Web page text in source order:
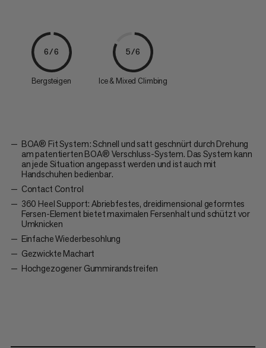
6/6
Bergsteigen
5/6
Ice & Mixed Climbing
BOA® Fit System: Schnell und satt geschnürt durch Drehung
am patentierten BOA® Verschluss-System. Das System kann
an jede Situation angepasst werden und ist auch mit
Handschuhen bedienbar.
Contact Control
360 Heel Support: Abriebfestes, dreidimensional geformtes
Fersen-Element bietet maximalen Fersenhalt und schützt vor
Umknicken
Einfache Wiederbesohlung
Gezwickte Machart
Hochgezogener Gummirandstreifen